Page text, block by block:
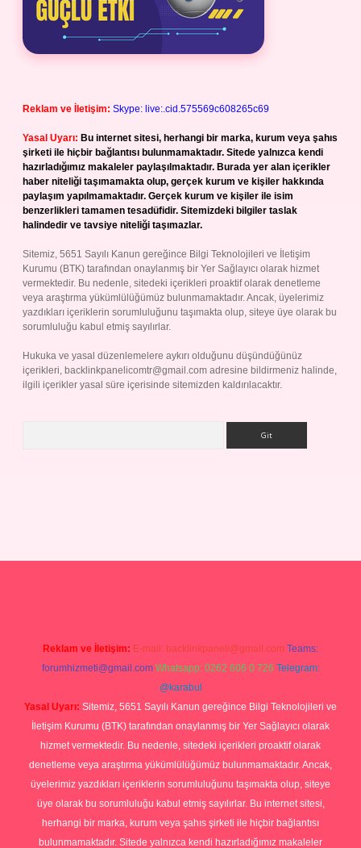
Reklam ve İletişim: Skype: live:.cid.575569c608265c69
Yasal Uyarı: Bu internet sitesi, herhangi bir marka, kurum veya şahıs
şirketi ile hiçbir bağlantısı bulunmamaktadır. Sitede yalnızca kendi
hazırladığımız makaleler paylaşılmaktadır. Burada yer alan içerikler
haber niteliği taşımamakta olup, gerçek kurum ve kişiler hakkında
paylaşım yapılmamaktadır. Gerçek kurum ve kişiler ile isim
benzerlikleri tamamen tesadüfidir. Sitemizdeki bilgiler taslak
halindedir ve tavsiye niteliği taşımazlar.
Sitemiz, 5651 Sayılı Kanun gereğince Bilgi Teknolojileri ve İletişim
Kurumu (BTK) tarafından onaylanmış bir Yer Sağlayıcı olarak hizmet
vermektedir. Bu nedenle, sitedeki içerikleri proaktif olarak denetleme
veya araştırma yükümlülüğümüz bulunmamaktadır. Ancak, üyelerimiz
yazdıkları içeriklerin sorumluluğunu taşımakta olup, siteye üye olarak bu
sorumluluğu kabul etmiş sayılırlar.
Hukuka ve yasal düzenlemelere aykırı olduğunu düşündüğünüz
içerikleri, backlinkpanelicomtr@gmail.com adresine bildirmeniz halinde,
ilgili içerikler yasal süre içerisinde sitemizden kaldırılacaktır.
Reklam ve İletişim: E-mail: backlinkpaneli@gmail.com Teams:
forumhizmeti@gmail.com Whatsapp: 0262 606 0 726 Telegram:
@karabul
Yasal Uyarı: Sitemiz, 5651 Sayılı Kanun gereğince Bilgi Teknolojileri ve
İletişim Kurumu (BTK) tarafından onaylanmış bir Yer Sağlayıcı olarak
hizmet vermektedir. Bu nedenle, sitedeki içerikleri proaktif olarak
denetleme veya araştırma yükümlülüğümüz bulunmamaktadır. Ancak,
üyelerimiz yazdıkları içeriklerin sorumluluğunu taşımakta olup, siteye
üye olarak bu sorumluluğu kabul etmiş sayılırlar. Bu internet sitesi,
herhangi bir marka, kurum veya şahıs şirketi ile hiçbir bağlantısı
bulunmamaktadır. Sitede yalnızca kendi hazırladığımız makaleler